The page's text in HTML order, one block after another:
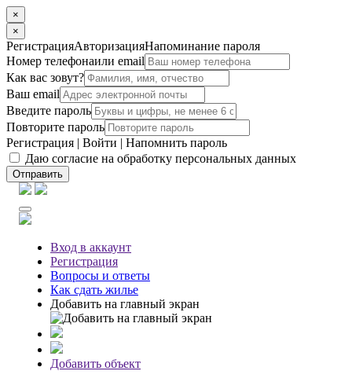
×
×
РегистрацияАвторизацияНапоминание пароля
Номер телефонаили email
Как вас зовут?
Ваш email
Введите пароль
Повторите пароль
Регистрация | Войти | Напомнить пароль
Даю согласие на обработку персональных данных
Отправить
Вход в аккаунт
Регистрация
Вопросы и ответы
Как сдать жилье
Добавить на главный экран
Добавить объект